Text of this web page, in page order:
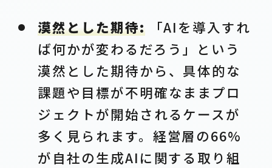
漠然とした期待:「AIを導入すれ
ば何かが変わるだろう」という
漠然とした期待から、具体的な
課題や目標が不明確なままプロ
ジェクトが開始されるケースが
多く見られます。経営層の66%
が自社の生成AIに関する取り組